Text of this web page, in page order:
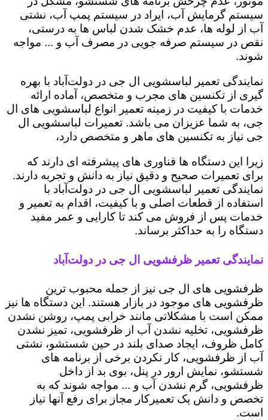
سیستم گرمایش آب، ایراد در سیستم پمپ آب، نشتی
آب از لوله ها، عدم خشک شدن لباس ها به درستی،
نقص در سیستم صرفه جویی در مصرف آب و ... مواجه
شوند.
نمایندگی تعمیر لباسشویی ال جی در دولت‌آباد با بهره
گیری از تکنسین های مجرب و متخصص، آماده ارائه
خدمات با کیفیت در زمینه تعمیر انواع لباسشویی های ال
جی، به شما عزیزان می باشد. تعمیرات لباسشویی ال
جی نیاز به تکنسین های ماهر و متخصص دارد،
زیرا این دستگاه ها فناوری های پیشرفته ای دارند که
برای تعمیرات صحیح و دقیق نیاز به دانش و تجربه دارند.
نمایندگی تعمیر لباسشویی ال جی در دولت‌آباد با
استفاده از قطعات اصلی و با کیفیت، اقدام به تعمیر و
خدمات پس از فروش می کند تا کارایی و عمر مفید
دستگاه را به حداکثر برساند.
نمایندگی تعمیر ظرفشویی ال جی در دولت‌آباد
ظرفشویی های ال جی نیز از جمله محبوب ترین
ظرفشویی های موجود در بازار هستند. این دستگاه ها نیز
ممکن است با مشکلاتی مانند خرابی پمپ، روشن نشدن
ظرفشویی، تخلیه نشدن آب از ظرفشویی، تمیز نشدن
کامل ظروف، ایجاد صدای بلند در حین شستشو، نشتی
آب از ظرفشویی، کار نکردن برخی از برنامه های
شستشو، نمایش ارور در پنل، بوی بد از داخل
ظرفشویی، گرم نشدن آب و ... مواجه شوند که به
تخصص و دانش یک تعمیرکار مجاز برای رفع آنها نیاز
است.